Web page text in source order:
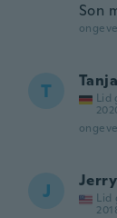
Son
T Tanja
Lid
J Jerry
Lid